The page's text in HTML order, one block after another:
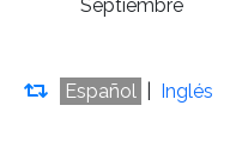
Septiembre
Español Inglés